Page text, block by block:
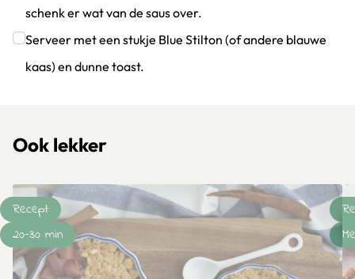
schenk er wat van de saus over.
Klik om dit selectievakje aan te vinken
Serveer met een stukje Blue Stilton (of andere blauwe
kaas) en dunne toast.
Ook lekker
Recept
20-30 min